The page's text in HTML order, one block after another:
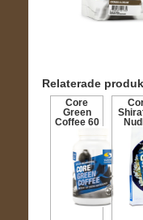
Relaterade
Core
Green
Coffee 60